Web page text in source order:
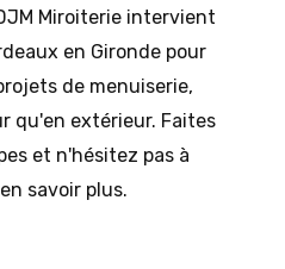
Miroiterie intervient
en Gironde pour
de menuiserie,
qu'en extérieur. Faites
et n'hésitez pas à
savoir plus.